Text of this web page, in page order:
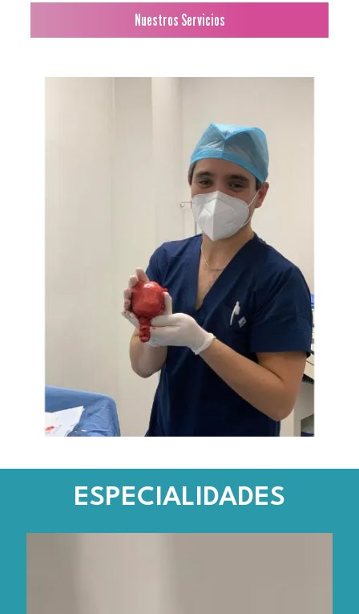
Nuestros Servicios
ESPECIALIDADES